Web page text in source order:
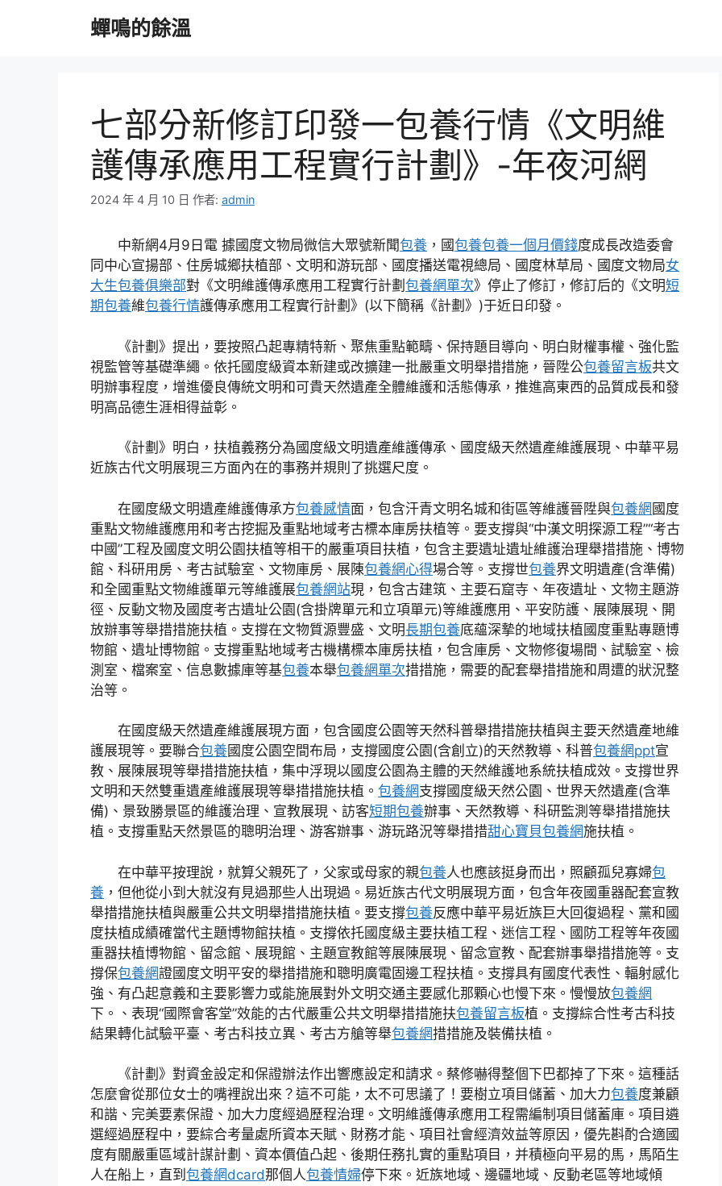
蟬鳴的餘溫
七部分新修訂印發一包養行情《文明維
護傳承應用工程實行計劃》-年夜河網
2024 年 4 月 10 日 作者: admin
中新網4月9日電 據國度文物局微信大眾號新聞包養 ，國包養包養一個月價錢度成長改造委會
同中心宣揚部、住房城鄉扶植部、文明和游玩部、國度播送電視總局、國度林草局、國度文物局女
大生包養俱樂部對《文明維護傳承應用工程實行計劃 包養網單次》停止了修訂，修訂后的《文明短
期包養維包養行情護傳承應用工程實行計劃》(以下簡稱《計劃》)于近日印發。
《計劃》提出，要按照凸起專精特新、聚焦重點範疇、保持題目導向、明白財權事權、強化監
視監管等基礎準繩。依托國度級資本新建或改擴建一批嚴重文明舉措措施，晉陞公包養留言板共文
明辦事程度，增進優良傳統文明和可貴天然遺產全體維護和活態傳承，推進高東西的品質成長和發
明高品德生涯相得益彰。
《計劃》明白，扶植義務分為國度級文明遺產維護傳承、國度級天然遺產維護展現、中華平易
近族古代文明展現三方面內在的事務并規則了挑選尺度。
在國度級文明遺產維護傳承方包養感情面，包含汗青文明名城和街區等維護晉陞與包養網 國度
重點文物維護應用和考古挖掘及重點地域考古標本庫房扶植等。要支撐與“中漢文明探源工程”“考古
中國”工程及國度文明公園扶植等相干的嚴重項目扶植，包含主要遺址遺址維護治理舉措措施、博物
館、科研用房、考古試驗室、文物庫房、展陳包養網心得場合等。支撐世包養界文明遺產(含準備)
和全國重點文物維護單元等維護展包養網站現，包含古建筑、主要石窟寺、年夜遺址、文物主題游
徑、反動文物及國度考古遺址公園(含掛牌單元和立項單元)等維護應用、平安防護、展陳展現、開
放辦事等舉措措施扶植。支撐在文物質源豐盛、文明長期包養底蘊深摯的地域扶植國度重點專題博
物館、遺址博物館。支撐重點地域考古機構標本庫房扶植，包含庫房、文物修復場間、試驗室、檢
測室、檔案室、信息數據庫等基包養本舉包養網單次措措施，需要的配套舉措措施和周遭的狀況整
治等。
在國度級天然遺產維護展現方面，包含國度公園等天然科普舉措措施扶植與主要天然遺產地維
護展現等。要聯合包養國度公園空間布局，支撐國度公園(含創立)的天然教導、科普包養網ppt宣
教、展陳展現等舉措措施扶植，集中浮現以國度公園為主體的天然維護地系統扶植成效。支撐世界
文明和天然雙重遺產維護展現等舉措措施扶植。 包養網支撐國度級天然公園、世界天然遺產(含準
備)、景致勝景區的維護治理、宣教展現、訪客短期包養辦事、天然教導、科研監測等舉措措施扶
植。支撐重點天然景區的聰明治理、游客辦事、游玩路況等舉措措甜心寶貝包養網施扶植。
在中華平按理說，就算父親死了，父家或母家的親包養人也應該挺身而出，照顧孤兒寡婦包
養 ，但他從小到大就沒有見過那些人出現過。易近族古代文明展現方面，包含年夜國重器配套宣教
舉措措施扶植與嚴重公共文明舉措措施扶植。要支撐包養反應中華平易近族巨大回復過程、黨和國
度扶植成績確當代主題博物館扶植。支撐依托國度級主要扶植工程、迷信工程、國防工程等年夜國
重器扶植博物館、留念館、展現館、主題宣教館等展陳展現、留念宣教、配套辦事舉措措施等。支
撐保包養網證國度文明平安的舉措措施和聰明廣電固邊工程扶植。支撐具有國度代表性、輻射感化
強、有凸起意義和主要影響力或能施展對外文明交通主要感化那顆心也慢下來。慢慢放包養網
下。、表現“國際會客堂”效能的古代嚴重公共文明舉措措施扶包養留言板植。支撐綜合性考古科技
結果轉化試驗平臺、考古科技立異、考古方艙等舉包養網措措施及裝備扶植。
《計劃》對資金設定和保證辦法作出響應設定和請求。蔡修嚇得整個下巴都掉了下來。這種話
怎麼會從那位女士的嘴裡說出來？這不可能，太不可思議了！要樹立項目儲蓄、加大力包養度兼顧
和諧、完美要素保證、加大力度經過歷程治理。文明維護傳承應用工程需編制項目儲蓄庫。項目遴
選經過歷程中，要綜合考量處所資本天賦、財務才能、項目社會經濟效益等原因，優先斟酌合適國
度有關嚴重區域計謀計劃、資本價值凸起、後期任務扎實的重點項目，并積極向平易的馬，馬陌生
人在船上，直到 包養網dcard那個人包養情婦停下來。近族地域、邊疆地域、反動老區等地域傾